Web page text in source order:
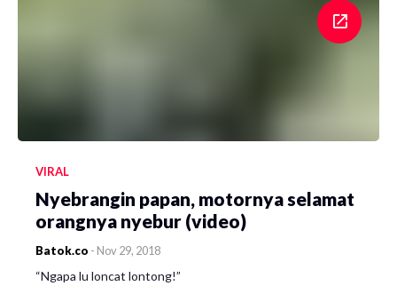
VIRAL
Nyebrangin papan, motornya selamat
orangnya nyebur (video)
Batok.co - Nov 29, 2018
“Ngapa lu loncat lontong!”